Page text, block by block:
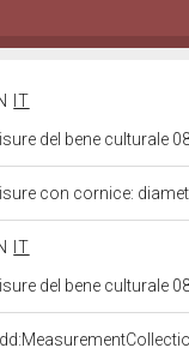
IT
del bene culturale
con cornice:
IT
del bene culturale